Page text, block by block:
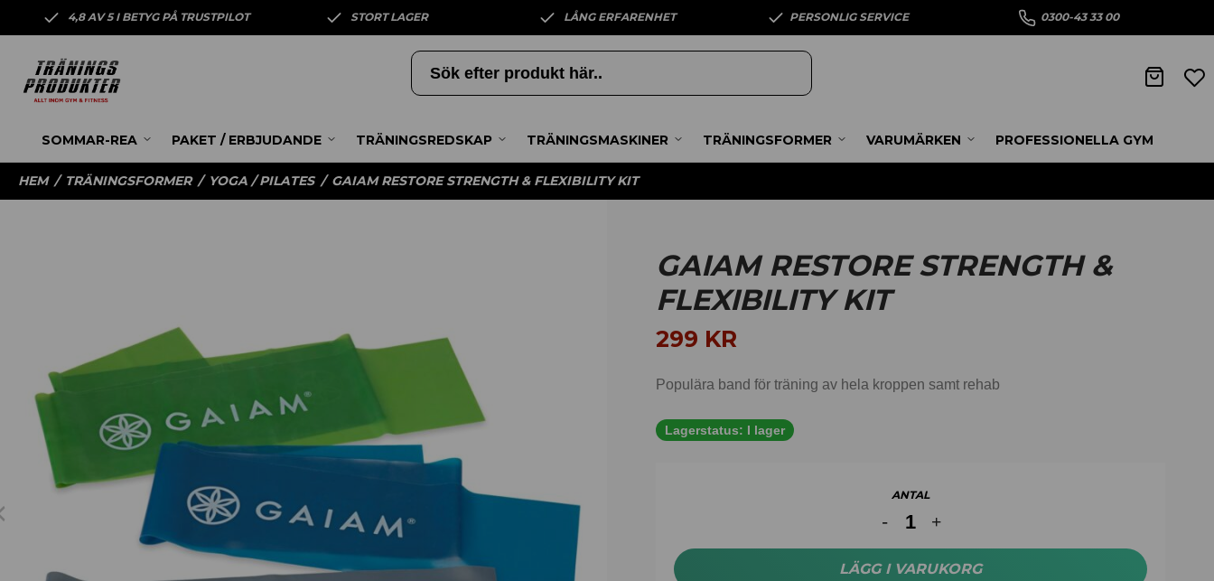
4,8 AV 5 I BETYG PÅ TRUSTPILOT STORT LAGER LÅNG ERFARENHET PERSONLIG SERVICE 0300-43 33 00
SOMMAR-REA PAKET / ERBJUDANDE TRÄNINGSREDSKAP TRÄNINGSMASKINER TRÄNINGSFORMER VARUMÄRKEN PROFESSIONELLA GYM
HEM / TRÄNINGSFORMER / YOGA / PILATES / GAIAM RESTORE STRENGTH & FLEXIBILITY KIT
GAIAM RESTORE STRENGTH &
FLEXIBILITY KIT
299 KR
Populära band för träning av hela kroppen samt rehab
Lagerstatus: I lager
ANTAL
LÄGG I VARUKORG